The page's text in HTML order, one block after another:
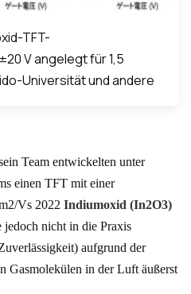
TFT-
V angelegt für 1,5
Universität und andere
Team entwickelten unter
einen TFT mit einer
Vs 2022 Indiumoxid (In2O3)
nicht in die Praxis
aufgrund der
Gasmolekülen in der Luft äußerst